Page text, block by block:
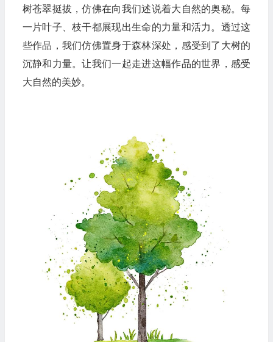
树苍翠挺拔，仿佛在向我们述说着大自然的奥秘。每
一片叶子、枝干都展现出生命的力量和活力。透过这
些作品，我们仿佛置身于森林深处，感受到了大树的
沉静和力量。让我们一起走进这幅作品的世界，感受
大自然的美妙。